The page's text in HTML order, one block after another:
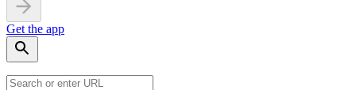
Get the app